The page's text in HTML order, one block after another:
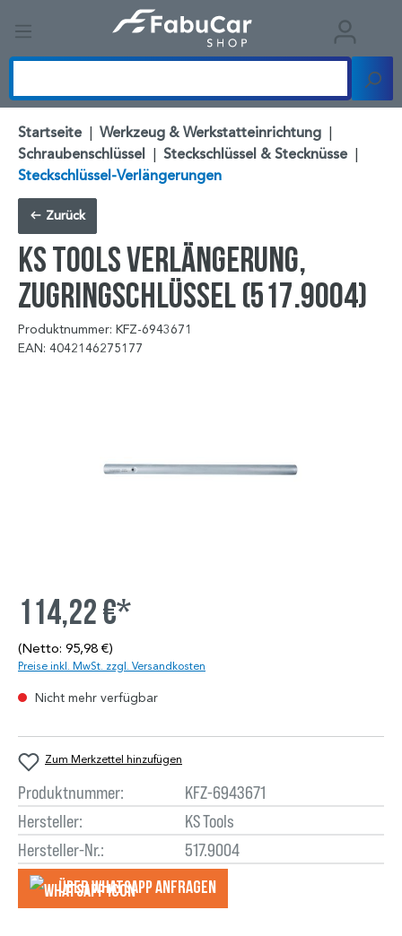
Startseite | Werkzeug & Werkstatteinrichtung |
Schraubenschlüssel | Steckschlüssel & Stecknüsse |
Steckschlüssel-Verlängerungen
Zurück
KS TOOLS Verlängerung,
Zugringschlüssel (517.9004)
Produktnummer: KFZ-6943671
EAN: 4042146275177
114,22 €*
(Netto: 95,98 €)
Preise inkl. MwSt. zzgl. Versandkosten
Nicht mehr verfügbar
Zum Merkzettel hinzufügen
Produktnummer:
KFZ-6943671
Hersteller:
KS Tools
Hersteller-Nr.:
517.9004
Über WhatsApp anfragеn